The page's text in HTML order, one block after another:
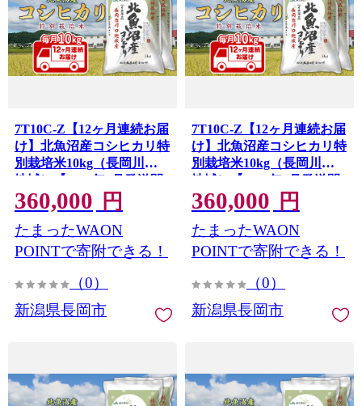
7T10C-Z【12ヶ月連続お届
け】北魚沼産コシヒカリ特
別栽培米10kg（長岡川口
地域）【2026年9月発送開
始】
360,000 円
たまったWAON
POINTで寄附できる！
（0）
新潟県長岡市
7T10C-Z【12ヶ月連続お届
け】北魚沼産コシヒカリ特
別栽培米10kg（長岡川口
地域）【2026年8月発送開
始】
360,000 円
たまったWAON
POINTで寄附できる！
（0）
新潟県長岡市